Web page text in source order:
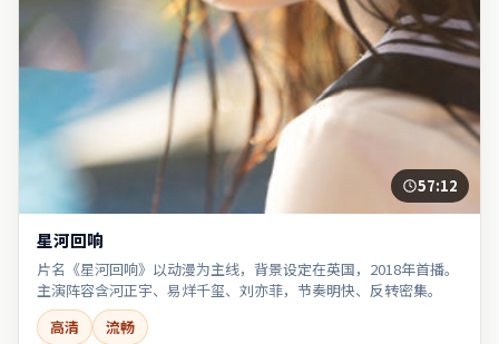
57:12
星河回响
片名《星河回响》以动漫为主线，背景设定在英国，2018年首播。
主演阵容含河正宇、易烊千玺、刘亦菲，节奏明快、反转密集。
高清
流畅